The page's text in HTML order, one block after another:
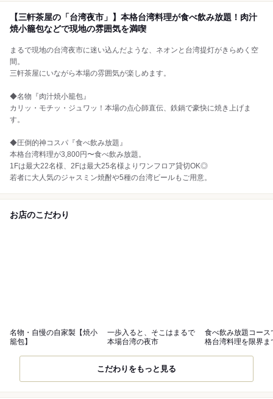
【三軒茶屋の「台湾夜市」】本格台湾料理が食べ飲み放題！肉汁
焼小籠包などで現地の雰囲気を満喫
まるで現地の台湾夜市に迷い込んだような、ネオンと台湾提灯がきらめく空
間。
三軒茶屋にいながら本場の雰囲気が楽しめます。
◆名物『肉汁焼小籠包』
カリッ・モチッ・ジュワッ！本場の点心師直伝、鉄鍋で豪快に焼き上げま
す。
◆圧倒的神コスパ『食べ飲み放題』
本格台湾料理が3,800円〜食べ飲み放題。
1Fは最大22名様、2Fは最大25名様よりワンフロア貸切OK◎
若者に大人気のジャスミン焼酎や5種の台湾ビールもご用意。
お店のこだわり
名物・自慢の自家製【焼小
籠包】
一歩入ると、そこはまるで
本場台湾の夜市
食べ飲み放題コース
格台湾料理を限界ま
こだわりをもっと見る